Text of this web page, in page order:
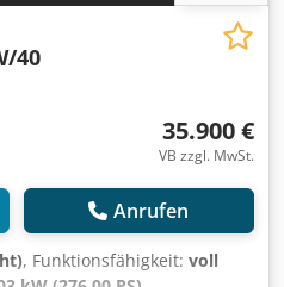
40
35.900 €
VB zzgl. MwSt.
Anrufen
, Funktionsfähigkeit: voll